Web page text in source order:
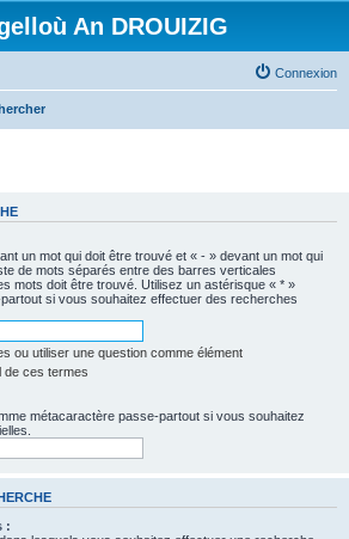
An DROUIZIG
Connexion
un mot qui doit être trouvé et « - » devant un mot qui
de mots séparés entre des barres verticales
mots doit être trouvé. Utilisez un astérisque « * »
si vous souhaitez effectuer des recherches
ou utiliser une question comme élément
de ces termes
métacaractère passe-partout si vous souhaitez
: